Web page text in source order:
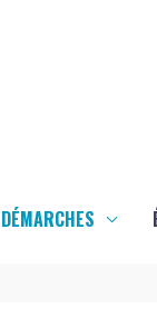
DÉMARCHES